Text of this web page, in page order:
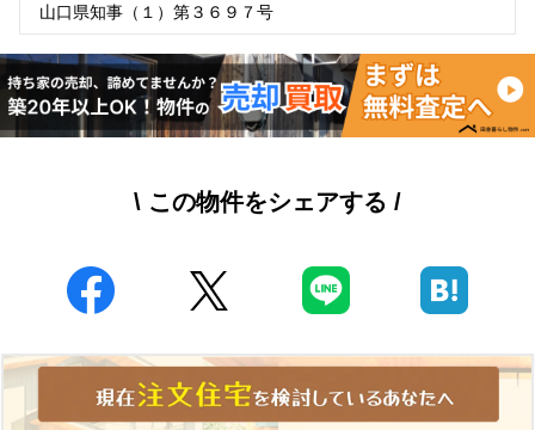
山口県知事（１）第３６９７号
\ この物件をシェアする /